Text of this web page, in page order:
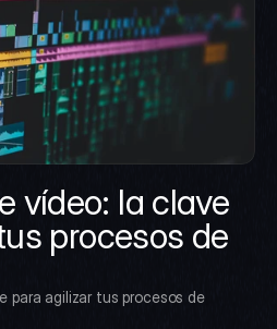
vídeo: la clave
procesos de
para agilizar tus procesos de